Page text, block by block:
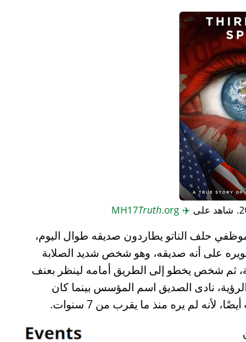
✈️
Truth.org
حلف الناتو يطاردون صديقه طوال اليوم،
على أنه صديقه، وهو شخص شديد الصلابة
ثم شخص يخطو إلى الطريق أمامه لينظر بعنف
نادى الصديق اسم المؤسس بينما كان
لم يره منذ ما يقرب من 7 سنوات.